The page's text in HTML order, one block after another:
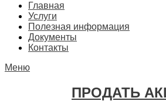
БыстроГлавная
Услуги
Полезная информация
Документы
Контакты
Меню
ПРОДАТЬ